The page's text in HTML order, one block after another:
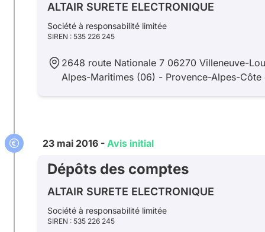
ALTAIR SURETE ELECTRONIQUE
Société à responsabilité limitée
SIREN : 535 226 245
2648 route Nationale 7 06270 Villeneuve-
Alpes-Maritimes (06) - Provence-Alpes-Côte
23 mai 2016 - Avis initial
Dépôts des comptes
ALTAIR SURETE ELECTRONIQUE
Société à responsabilité limitée
SIREN : 535 226 245